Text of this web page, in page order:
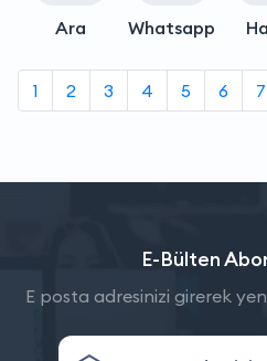
Ara Whatsapp
1 2 3 4 5 6 7
E-Bülten
E posta adresinizi girerek